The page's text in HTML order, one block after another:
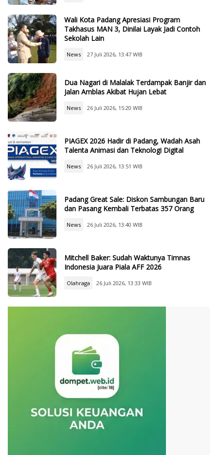
Wali Kota Padang Apresiasi Program
Takhasus MAN 3, Dinilai Layak Jadi Contoh
Sekolah Lain
News 27 Juli 2026, 13:47 WIB
Dua Nagari di Malalak Terdampak Banjir dan
Jalan Amblas Akibat Hujan Lebat
News 26 Juli 2026, 15:20 WIB
PIAGEX 2026 Hadir di Padang, Wadah Asah
Talenta Animasi dan Teknologi Digital
News 26 Juli 2026, 13:51 WIB
Padang Great Sale: Diskon Sambungan Baru
dan Pasang Kembali Terbatas 357 Orang
News 26 Juli 2026, 13:40 WIB
Mitchell Baker: Sudah Waktunya Timnas
Indonesia Juara Piala AFF 2026
Olahraga 26 Juli 2026, 13:33 WIB